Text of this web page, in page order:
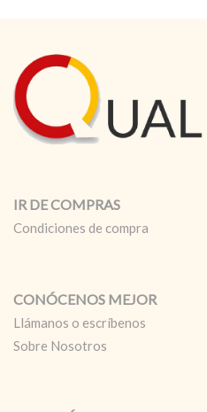
1,4
kg
cantidad
IR DE COMPRAS
Condiciones de compra
CONÓCENOS MEJOR
Llámanos o escríbenos
Sobre Nosotros